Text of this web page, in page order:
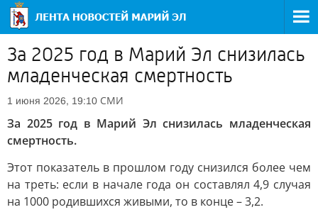
За 2025 год в Марий Эл снизилась
младенческая смертность
1 июня 2026, 19:10 СМИ
За 2025 год в Марий Эл снизилась младенческая
смертность.
Этот показатель в прошлом году снизился более чем
на треть: если в начале года он составлял 4,9 случая
на 1000 родившихся живыми, то в конце – 3,2.